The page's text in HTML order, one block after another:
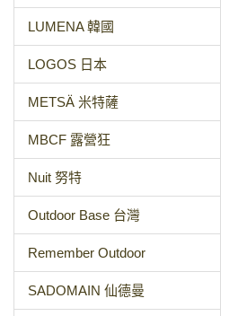
LUMENA 韓國
LOGOS 日本
METSÄ 米特薩
MBCF 露營狂
Nuit 努特
Outdoor Base 台灣
Remember Outdoor
SADOMAIN 仙德曼